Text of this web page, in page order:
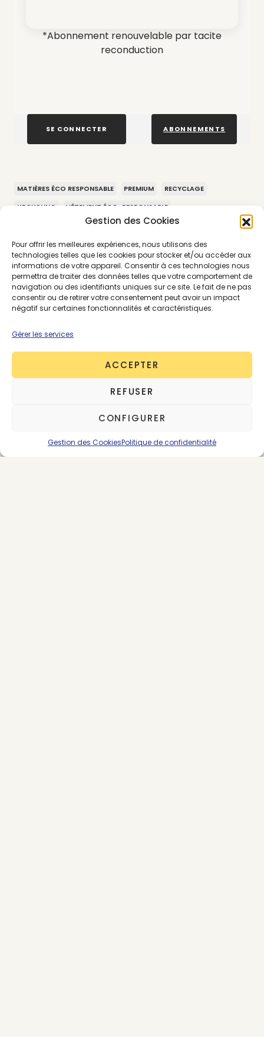
Gestion des Cookies
Pour offrir les meilleures expériences, nous utilisons des
technologies telles que les cookies pour stocker et/ou accéder aux
informations de votre appareil. Consentir à ces technologies nous
permettra de traiter des données telles que votre comportement de
navigation ou des identifiants uniques sur ce site. Le fait de ne pas
consentir ou de retirer votre consentement peut avoir un impact
négatif sur certaines fonctionnalités et caractéristiques.
Gérer les services
ACCEPTER
REFUSER
CONFIGURER
Gestion des CookiesPolitique de confidentialité
*Abonnement renouvelable par tacite
reconduction
SE CONNECTER ABONNEMENTS
MATIÈRES ÉCO RESPONSABLE PREMIUM
RECYCLAGE
UPCYCLING
VÊTEMENT ÉCO-RESPONSABLE
Henry Chahine